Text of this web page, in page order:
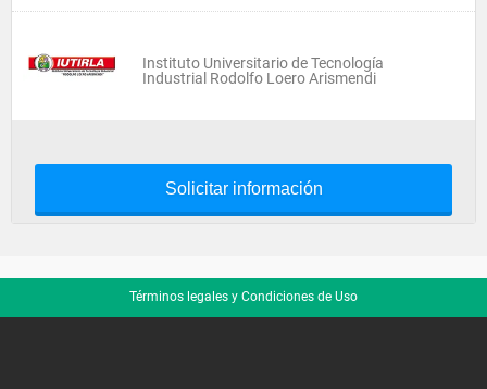
Instituto Universitario de Tecnología
Industrial Rodolfo Loero Arismendi
Solicitar información
Términos legales y Condiciones de Uso